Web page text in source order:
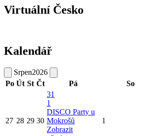
Virtuální Česko
Kalendář
Srpen2026
Po Út St Čt Pá So
27 28 29 30
31
1
DISCO Party u
Mokrošů
Zobrazit
1